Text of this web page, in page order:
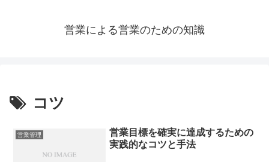
営業による営業のための知識
コツ
営業管理
営業目標を確実に達成するための
実践的なコツと手法